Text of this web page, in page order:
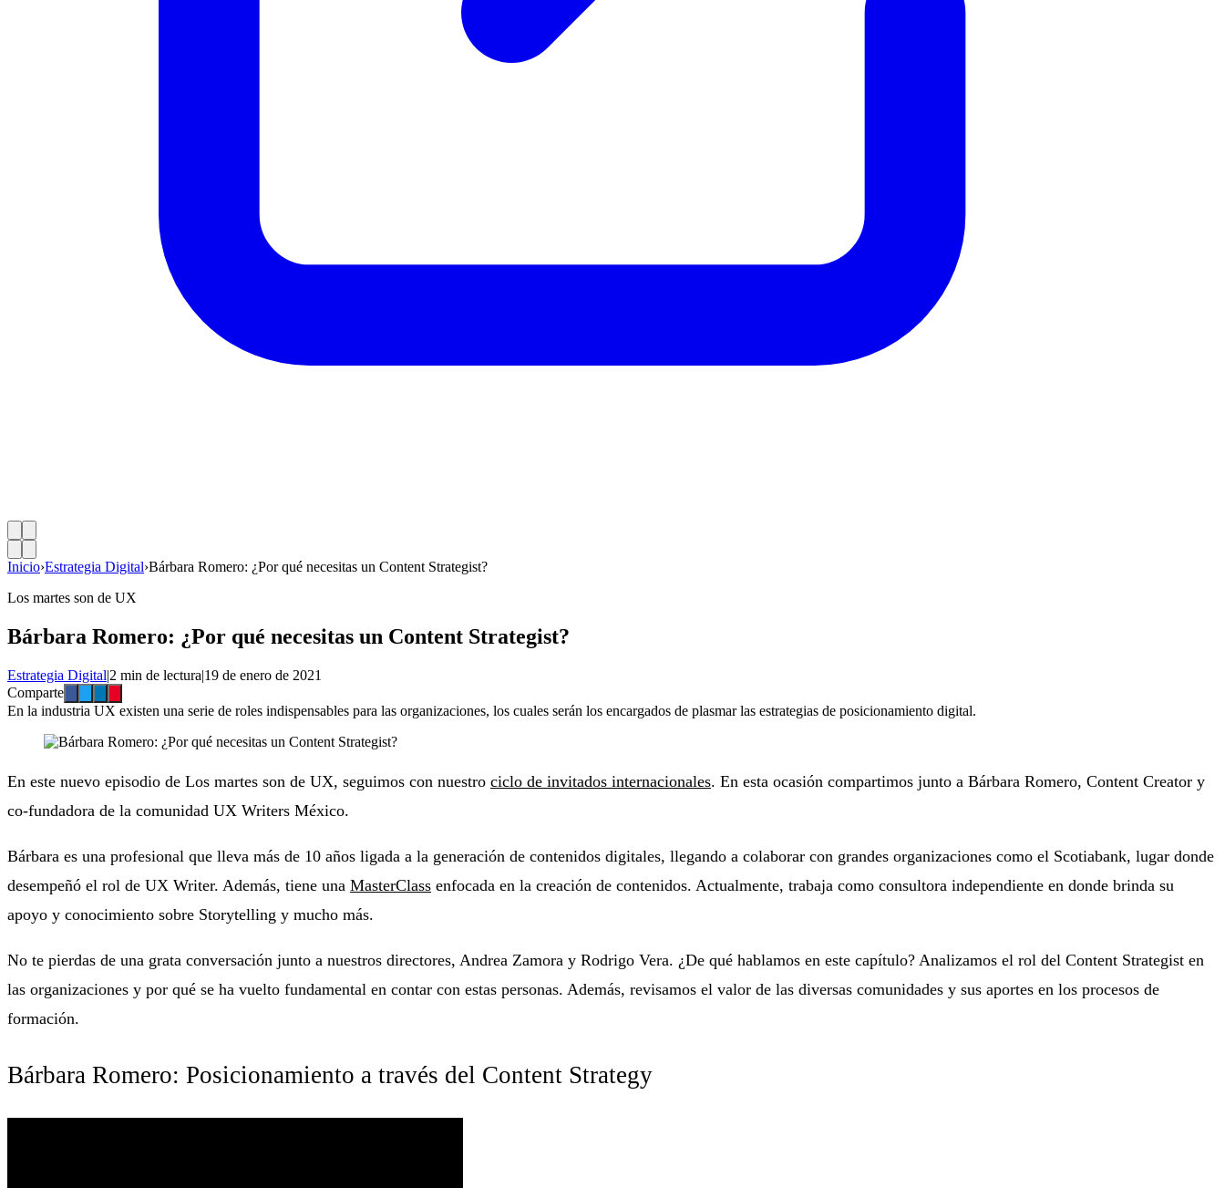
Inicio›Estrategia Digital›Bárbara Romero: ¿Por qué necesitas un Content Strategist?
Los martes son de UX
Bárbara Romero: ¿Por qué necesitas un Content Strategist?
Estrategia Digital|2 min de lectura|19 de enero de 2021
Comparte
En la industria UX existen una serie de roles indispensables para las organizaciones, los cuales serán los encargados de plasmar las estrategias de posicionamiento digital.
En este nuevo episodio de Los martes son de UX, seguimos con nuestro ciclo de invitados internacionales. En esta ocasión compartimos junto a Bárbara Romero, Content Creator y
co-fundadora de la comunidad UX Writers México.
Bárbara es una profesional que lleva más de 10 años ligada a la generación de contenidos digitales, llegando a colaborar con grandes organizaciones como el Scotiabank, lugar donde
desempeñó el rol de UX Writer. Además, tiene una MasterClass enfocada en la creación de contenidos. Actualmente, trabaja como consultora independiente en donde brinda su
apoyo y conocimiento sobre Storytelling y mucho más.
No te pierdas de una grata conversación junto a nuestros directores, Andrea Zamora y Rodrigo Vera. ¿De qué hablamos en este capítulo? Analizamos el rol del Content Strategist en
las organizaciones y por qué se ha vuelto fundamental en contar con estas personas. Además, revisamos el valor de las diversas comunidades y sus aportes en los procesos de
formación.
Bárbara Romero: Posicionamiento a través del Content Strategy